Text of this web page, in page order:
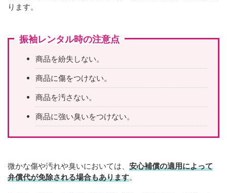
ります。
振袖レンタル時の注意点
商品を紛失しない。
商品に傷をつけない。
商品を汚さない。
商品に強い臭いをつけない。
微かな傷や汚れや臭いにおいては、 安心補償の適用によって
弁償代が免除される場合もあります。